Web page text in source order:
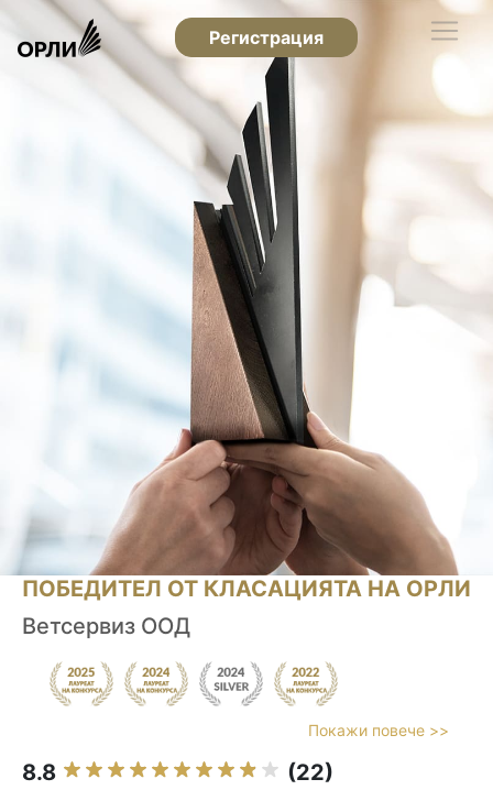
Регистрация
ПОБЕДИТЕЛ ОТ КЛАСАЦИЯТА НА ОРЛИ
Ветсервиз ООД
Покажи повече >>
8.8 (22)